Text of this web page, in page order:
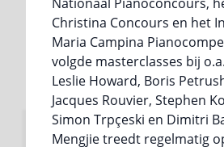
Christina Concours en het
Maria Campina
volgde masterclasses bij
Leslie Howard, Boris
Jacques Rouvier, Stephen
Simon Trpçeski en Dimitri
Mengjie treedt regelmatig